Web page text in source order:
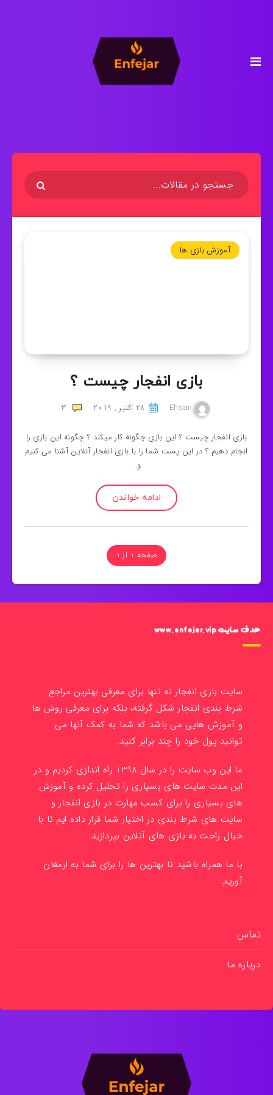
آموزش بازی ها
بازی انفجار چیست ؟
Ehsan 28 اکتبر , 2019 3
بازی انفجار چیست ؟ این بازی چگونه کار میکند ؟ چگونه این بازی را
انجام دهیم ؟ در این پست شما را با بازی انفجار آنلاین آشنا می کنیم
و…
ادامه خواندن
صفحه 1 از 1
هدف سایت www.enfejar.vip
سایت بازی انفجار نه تنها برای معرفی بهترین مراجع
شرط بندی انفجار شکل گرفته، بلکه برای معرفی روش ها
و آموزش هایی می باشد که شما به کمک آنها می
توانید پول خود را چند برابر کنید.
ما این وب سایت را در سال 1398 راه اندازی کردیم و در
این مدت سایت های بسیاری را تحلیل کرده و آموزش
های بسیاری را برای کسب مهارت در بازی انفجار و
سایت های شرط بندی در اختیار شما قرار داده ایم تا با
خیال راحت به بازی های آنلاین بپردازید.
با ما همراه باشید تا بهترین ها را برای شما به ارمغان
آوریم.
تماس
درباره ما